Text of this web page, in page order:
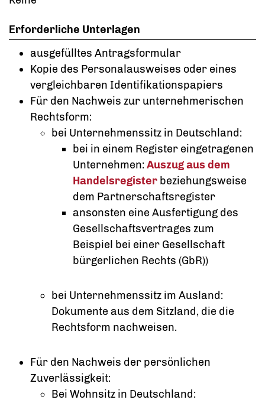
Erforderliche Unterlagen
ausgefülltes Antragsformular
Kopie des Personalausweises oder eines
vergleichbaren Identifikationspapiers
Für den Nachweis zur unternehmerischen
Rechtsform:
bei Unternehmenssitz in Deutschland:
bei in einem Register eingetragenen
Unternehmen: Auszug aus dem
Handelsregister beziehungsweise
dem Partnerschaftsregister
ansonsten eine Ausfertigung des
Gesellschaftsvertrages zum
Beispiel bei einer Gesellschaft
bürgerlichen Rechts (GbR))
bei Unternehmenssitz im Ausland:
Dokumente aus dem Sitzland, die die
Rechtsform nachweisen.
Für den Nachweis der persönlichen
Zuverlässigkeit:
Bei Wohnsitz in Deutschland: